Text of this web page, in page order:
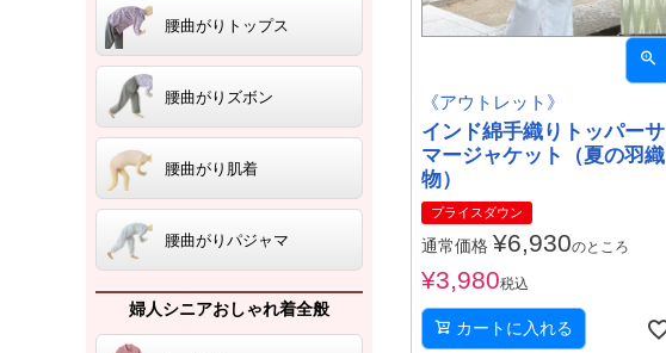
腰曲がりトップス
腰曲がりズボン
腰曲がり肌着
腰曲がりパジャマ
婦人シニアおしゃれ着全般
《アウトレット》
インド綿手織りトッパーサ
マージャケット（夏の羽織
物）
プライスダウン
通常価格 ¥6,930のところ
¥3,980税込
カートに入れる